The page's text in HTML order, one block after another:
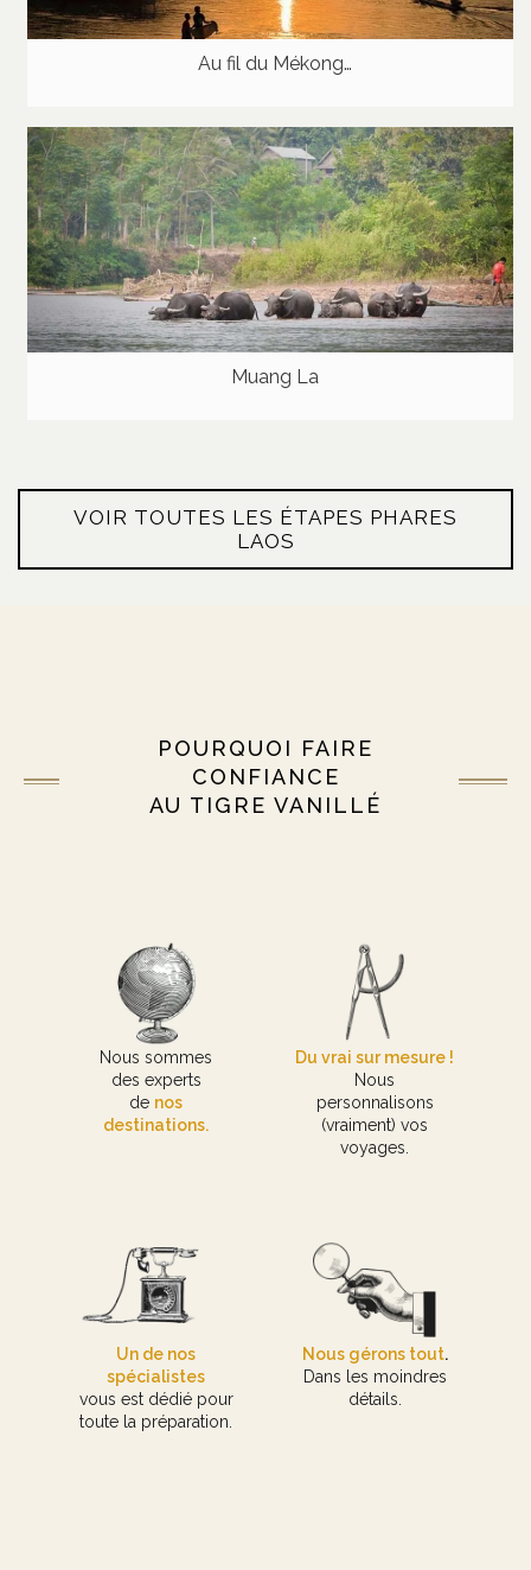
Au fil du Mékong…
Muang La
VOIR TOUTES LES ÉTAPES PHARES
LAOS
POURQUOI FAIRE
CONFIANCE
AU TIGRE VANILLÉ
Nous sommes
des experts
de nos
destinations.
Du vrai sur mesure !
Nous
personnalisons
(vraiment) vos
voyages.
Un de nos
spécialistes
vous est dédié pour
toute la préparation.
Nous gérons tout.
Dans les moindres
détails.